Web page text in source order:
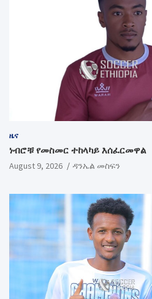
ዜና
ነብሮቹ የመስመር ተከላካይ እሰፈርመዋል
August 9, 2026 ዳንኤል መስፍን